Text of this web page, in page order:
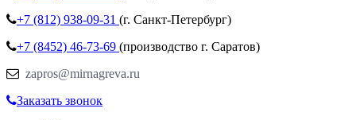
+7 (812) 938-09-31 (г. Санкт-Петербург)
+7 (8452) 46-73-69 (производство г. Саратов)
zapros@mirnagreva.ru
Заказать звонок